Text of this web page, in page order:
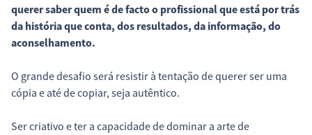
querer saber quem é de facto o profissional que está por trás
da história que conta, dos resultados, da informação, do
aconselhamento.
O grande desafio será resistir à tentação de querer ser uma
cópia e até de copiar, seja autêntico.
Ser criativo e ter a capacidade de dominar a arte de